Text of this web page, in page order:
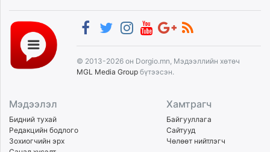
© 2013-2026 он Dorgio.mn, Мэдээллийн хөтөч
MGL Media Group бүтээсэн.
Мэдээлэл
Бидний тухай
Редакцийн бодлого
Зохиогчийн эрх
Хамтрагч
Байгууллага
Сайтууд
Чөлөөт нийтлэгч